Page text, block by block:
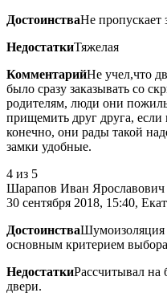
ДостоинстваНе пропускает
НедостаткиТяжелая
КомментарийНе учел,что
было сразу заказывать со
родителям, люди они
прищемить друг друга, если
конечно, они рады такой
замки удобные.
4 из 5
Шарапов Иван Ярославович
30 сентября 2018, 15:40,
ДостоинстваШумоизоляция
основным критерием
НедостаткиРассчитывал на
двери.